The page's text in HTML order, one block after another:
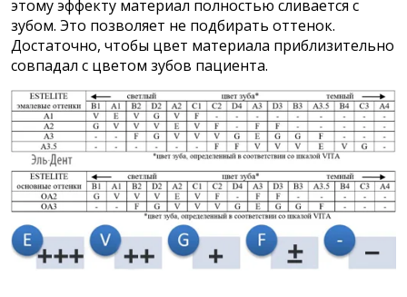
этому эффекту материал полностью сливается с
зубом. Это позволяет не подбирать оттенок.
Достаточно, чтобы цвет материала приблизительно
совпадал с цветом зубов пациента.